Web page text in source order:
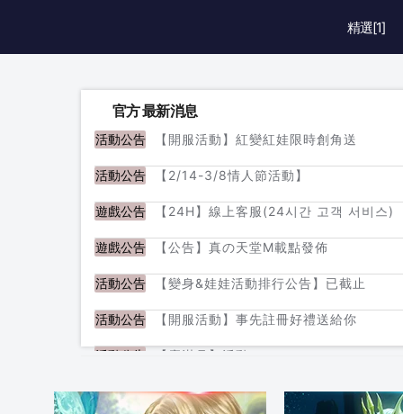
精選[1]
官方 最新消息
活動公告 【開服活動】紅變紅娃限時創角送
活動公告 【2/14-3/8情人節活動】
遊戲公告 【24H】線上客服(24시간 고객 서비스)
遊戲公告 【公告】真の天堂M載點發佈
活動公告 【變身&娃娃活動排行公告】已截止
活動公告 【開服活動】事先註冊好禮送給你
活動公告 【慶滿月】活動
活動公告 1/19 封測服 更新內容